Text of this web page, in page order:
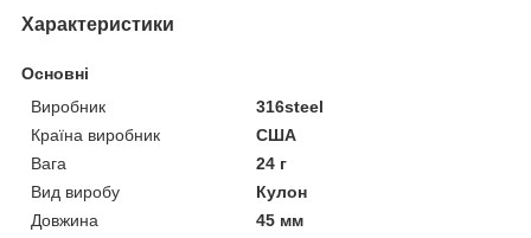
Характеристики
Основні
Виробник
316steel
Країна виробник
США
Вага
24 г
Вид виробу
Кулон
Довжина
45 мм